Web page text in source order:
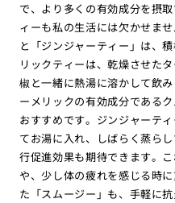
で、より多くの有効成分を摂
ィーも私の生活には欠かせま
と「ジンジャーティー」は、
リックティーは、乾燥させた
椒と一緒に熱湯に溶かして飲
ーメリックの有効成分である
おすすめです。ジンジャーテ
てお湯に入れ、しばらく蒸ら
行促進効果も期待できます。
や、少し体の疲れを感じる時
た「スムージー」も、手軽に